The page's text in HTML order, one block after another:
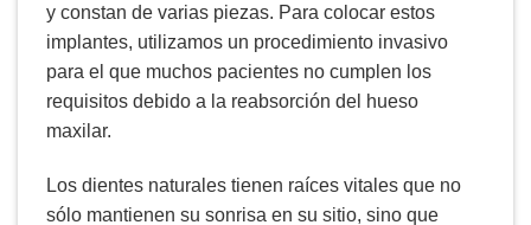
y constan de varias piezas. Para colocar estos
implantes, utilizamos un procedimiento invasivo
para el que muchos pacientes no cumplen los
requisitos debido a la reabsorción del hueso
maxilar.
Los dientes naturales tienen raíces vitales que no
sólo mantienen su sonrisa en su sitio, sino que